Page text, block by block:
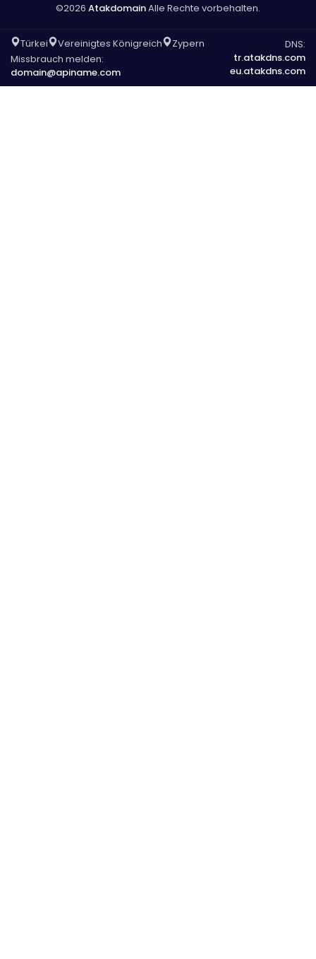
©2026 AtakdomainAlle Rechte vorbehalten.
Türkei Vereinigtes Königreich
Zypern
Missbrauch melden:
domain@apiname.com
DNS:
tr.atakdns.com
eu.atakdns.com